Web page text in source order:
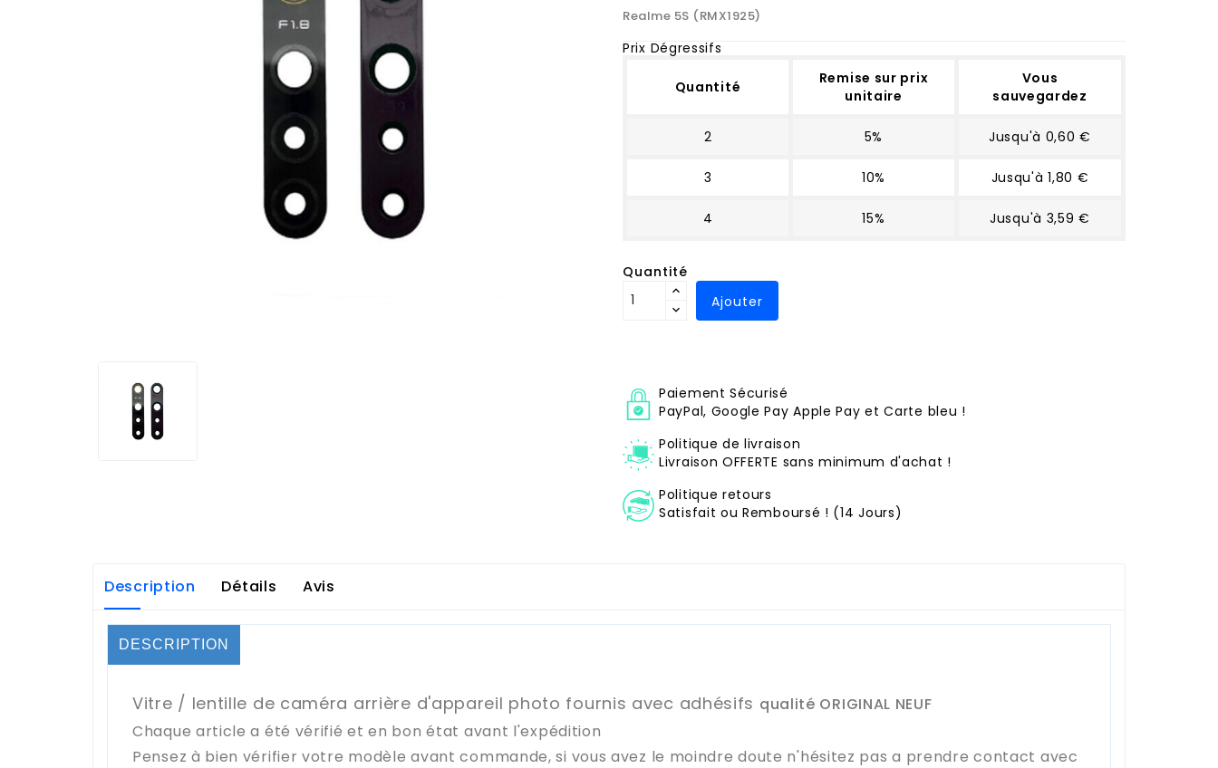
Realme 5S (RMX1925)
Prix Dégressifs
Quantité
Remise sur prix
unitaire
Vous
sauvegardez
2 5% Jusqu'à 0,60 €
3 10% Jusqu'à 1,80 €
4 15% Jusqu'à 3,59 €
Quantité
Ajouter
Paiement Sécurisé
PayPal, Google Pay Apple Pay et Carte bleu !
Politique de livraison
Livraison OFFERTE sans minimum d'achat !
Politique retours
Satisfait ou Remboursé ! (14 Jours)
Description Détails Avis
DESCRIPTION
Vitre / lentille de caméra arrière d'appareil photo fournis avec adhésifs qualité ORIGINAL NEUF
Chaque article a été vérifié et en bon état avant l'expédition
Pensez à bien vérifier votre modèle avant commande, si vous avez le moindre doute n'hésitez pas a prendre contact avec